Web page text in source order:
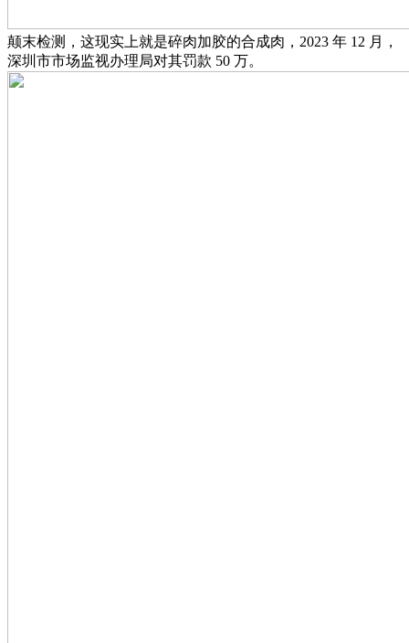
颠末检测，这现实上就是碎肉加胶的合成肉，2023 年 12 月，
深圳市市场监视办理局对其罚款 50 万。